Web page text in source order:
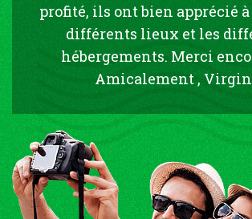
profité, ils ont bien apprécié
différents lieux et les
hébergements. Merci
Amicalement ,